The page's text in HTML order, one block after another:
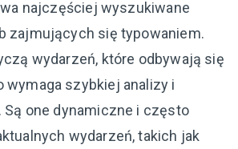
najczęściej wyszukiwane
zajmujących się typowaniem.
wydarzeń, które odbywają się
wymaga szybkiej analizy i
one dynamiczne i często
wydarzeń, takich jak